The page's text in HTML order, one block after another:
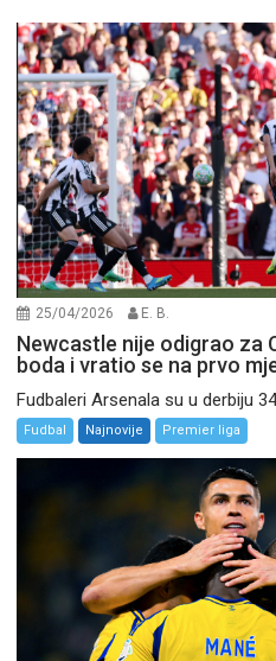
25/04/2026 E. B.
Newcastle nije odigrao za
boda i vratio se na prvo
Fudbaleri Arsenala su u derbiju
Fudbal Najnovije Premier liga